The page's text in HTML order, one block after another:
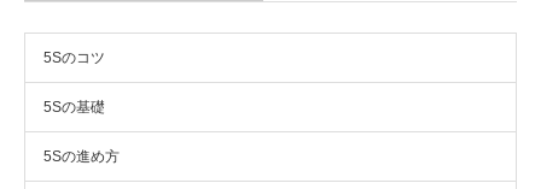
5Sのコツ
5Sの基礎
5Sの進め方